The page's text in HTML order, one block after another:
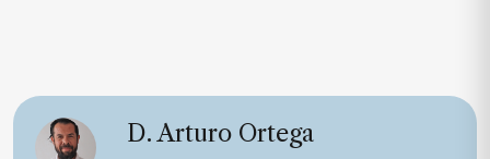
D. Arturo Ortega